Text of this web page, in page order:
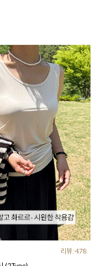
리뷰:478